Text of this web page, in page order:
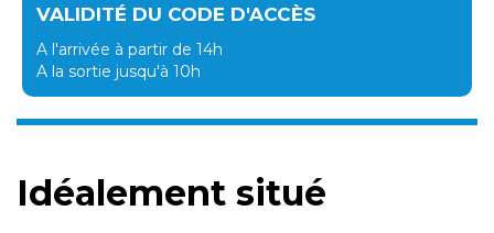
VALIDITÉ DU CODE D'ACCÈS
A l'arrivée à partir de 14h
A la sortie jusqu'à 10h
Idéalement situé